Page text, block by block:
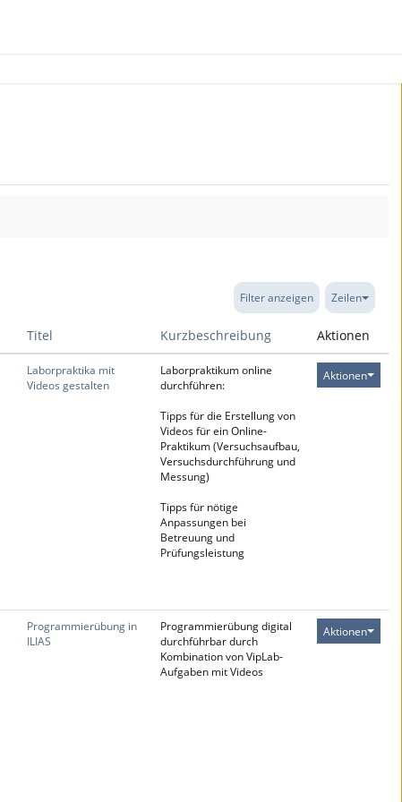
Filter anzeigen Zeilen
Titel Kurzbeschreibung Aktionen
Laborpraktika mit
Videos gestalten
Laborpraktikum online
durchführen:
Tipps für die Erstellung von
Videos für ein Online-
Praktikum (Versuchsaufbau,
Versuchsdurchführung und
Messung)
Tipps für nötige
Anpassungen bei
Betreuung und
Prüfungsleistung
Aktionen
Programmierübung in
ILIAS
Programmierübung digital
durchführbar durch
Kombination von VipLab-
Aufgaben mit Videos
Aktionen